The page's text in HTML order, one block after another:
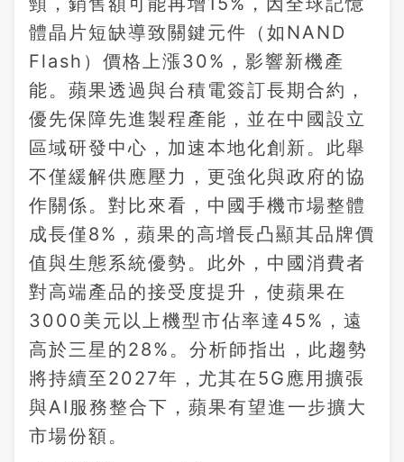
體晶片短缺導致關鍵元件（如NAND
Flash）價格上漲30%，影響新機產
能。蘋果透過與台積電簽訂長期合約，
優先保障先進製程產能，並在中國設立
區域研發中心，加速本地化創新。此舉
不僅緩解供應壓力，更強化與政府的協
作關係。對比來看，中國手機市場整體
成長僅8%，蘋果的高增長凸顯其品牌價
值與生態系統優勢。此外，中國消費者
對高端產品的接受度提升，使蘋果在
3000美元以上機型市佔率達45%，遠
高於三星的28%。分析師指出，此趨勢
將持續至2027年，尤其在5G應用擴張
與AI服務整合下，蘋果有望進一步擴大
市場份額。